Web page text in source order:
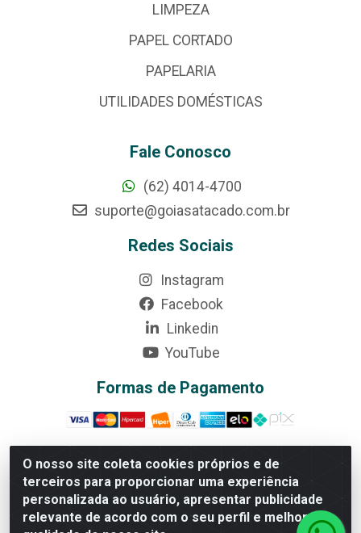
O nosso site coleta cookies próprios e de
terceiros para proporcionar uma experiência
personalizada ao usuário, apresentar publicidade
relevante de acordo com o seu perfil e melhorar a
LIMPEZA
PAPEL CORTADO
PAPELARIA
UTILIDADES DOMÉSTICAS
Fale Conosco
(62) 4014-4700
suporte@goiasatacado.com.br
Redes Sociais
Instagram
Facebook
Linkedin
YouTube
Formas de Pagamento
Rede Brasil - Avenida Universitária, nº 3860, Jardim das
Américas II Etapa - Anápolis/GO - CEP 75070-415 -
CNPJ 07.728.073/0002-24